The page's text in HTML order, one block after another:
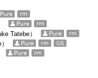
Tatebe）